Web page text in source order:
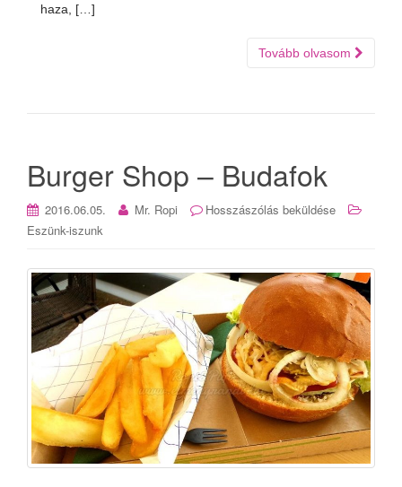
haza, […]
Tovább olvasom
Burger Shop – Budafok
2016.06.05. Mr. Ropi
Hosszászólás beküldése
Eszünk-iszunk